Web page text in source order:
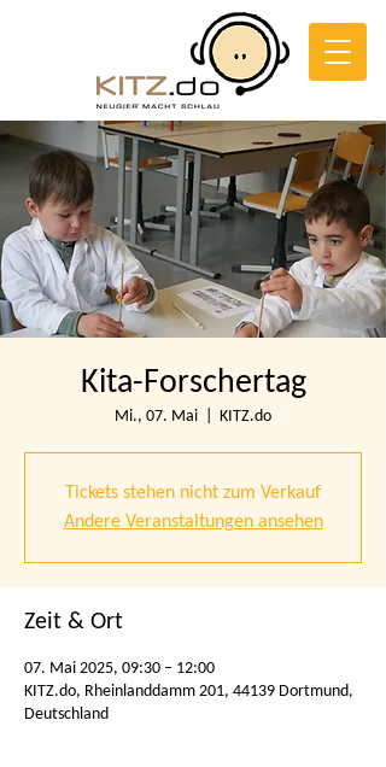
Kita-Forschertag
Mi., 07. Mai KITZ.do
Tickets stehen nicht zum Verkauf
Andere Veranstaltungen ansehen
Zeit & Ort
07. Mai 2025, 09:30 – 12:00
KITZ.do, Rheinlanddamm 201, 44139 Dortmund,
Deutschland